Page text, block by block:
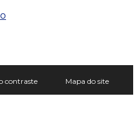
contraste Mapa do site